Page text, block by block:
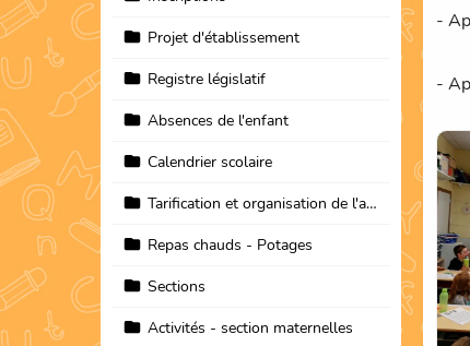
Projet d'établissement
Registre législatif
Absences de l'enfant
Calendrier scolaire
Tarification et organisation de l'accueil extra scolaire
Repas chauds - Potages
Sections
Activités - section maternelles
-
-